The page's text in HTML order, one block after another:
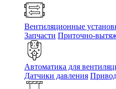
Вентиляционные
Запчасти Приточно-
Автоматика для
Датчики давления